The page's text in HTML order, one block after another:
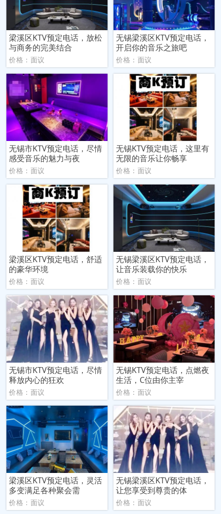
梁溪区KTV预定电话，放松
与商务的完美结合
价格：面议
无锡梁溪区KTV预定电话，
开启你的音乐之旅吧
价格：面议
无锡市KTV预定电话，尽情
感受音乐的魅力与夜
价格：面议
无锡KTV预定电话，这里有
无限的音乐让你畅享
价格：面议
梁溪区KTV预定电话，舒适
的豪华环境
价格：面议
无锡梁溪区KTV预定电话，
让音乐装载你的快乐
价格：面议
无锡市KTV预定电话，尽情
释放内心的狂欢
价格：面议
无锡KTV预定电话，点燃夜
生活，C位由你主宰
价格：面议
梁溪区KTV预定电话，灵活
多变满足各种聚会需
价格：面议
无锡梁溪区KTV预定电话，
让您享受到尊贵的体
价格：面议